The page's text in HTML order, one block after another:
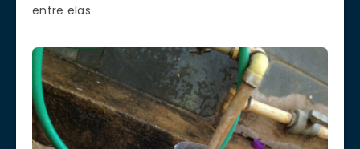
entre elas.